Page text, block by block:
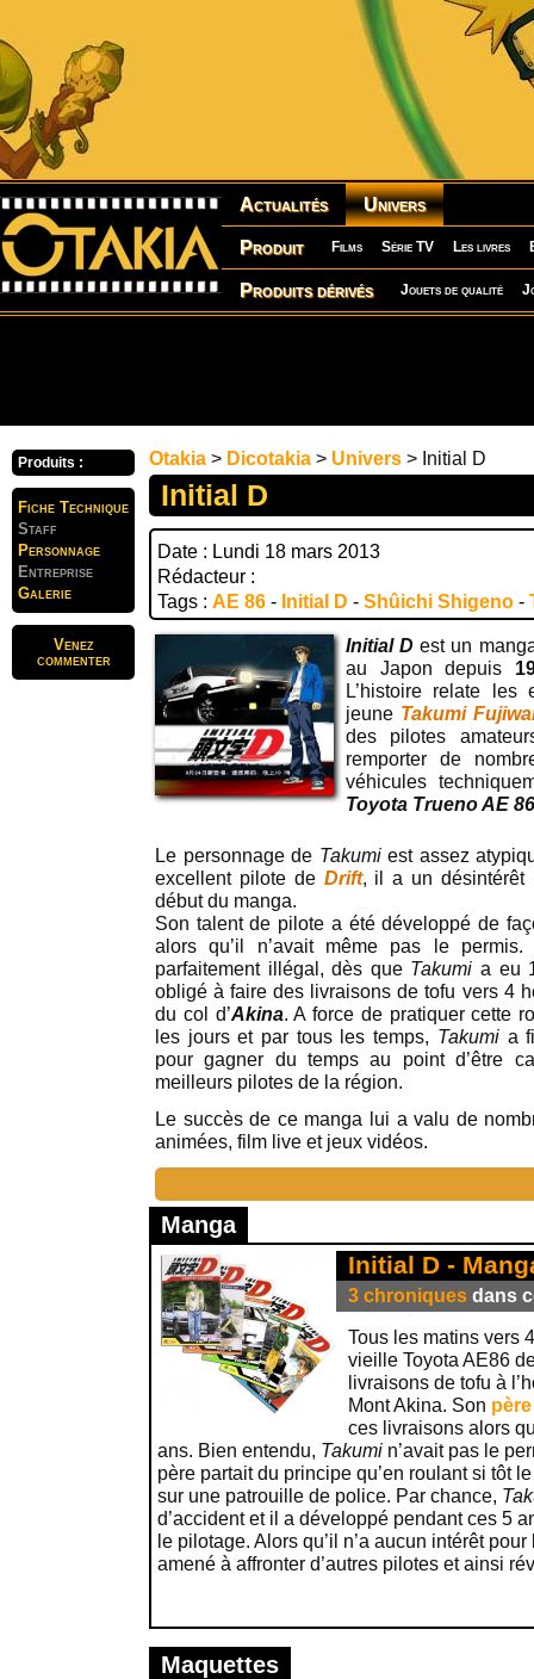
Actualités Univers
Produit Films Série TV Les livres
Produits dérivés Jouets de qualité
Produits :
Fiche Technique
Staff
Personnage
Entreprise
Galerie
Venez
commenter
Otakia > Dicotakia > Univers > Initial D
Initial D
Date : Lundi 18 mars 2013
Rédacteur :
Tags : AE 86 - Initial D - Shûichi Shigeno -
Initial D est un
au Japon depuis
L’histoire relate
jeune Takumi
des pilotes
remporter de
véhicules
Toyota Trueno AE 86
Le personnage de Takumiest assez
excellent pilote de Drift, il a un désintérêt
début du manga.
Son talent de pilote a été développé de
alors qu’il n’avait même pas le
parfaitement illégal, dès que Takumi a eu
obligé à faire des livraisons de tofu vers 4
du col d’Akina. A force de pratiquer cette
les jours et par tous les temps, Takumia
pour gagner du temps au point d’être
meilleurs pilotes de la région.
Le succès de ce manga lui a valu de
animées, film live et jeux vidéos.
Manga
Initial D -
3 chroniques dans
Tous les matins vers
vieille Toyota AE86
livraisons de tofu à
Mont Akina. Son père
ces livraisons alors
ans. Bien entendu, Takumi n’avait pas le
père partait du principe qu’en roulant si tôt
sur une patrouille de police. Par chance,
d’accident et il a développé pendant ces 5
le pilotage. Alors qu’il n’a aucun intérêt
amené à affronter d’autres pilotes et ainsi
Maquettes